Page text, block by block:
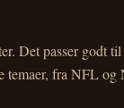
Det passer godt
temaer, fra NFL